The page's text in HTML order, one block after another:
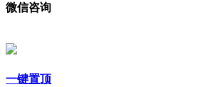
微信咨询
一键置顶